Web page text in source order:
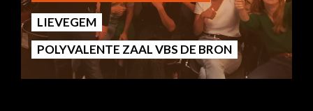
LIEVEGEM
POLYVALENTE ZAAL VBS DE BRON